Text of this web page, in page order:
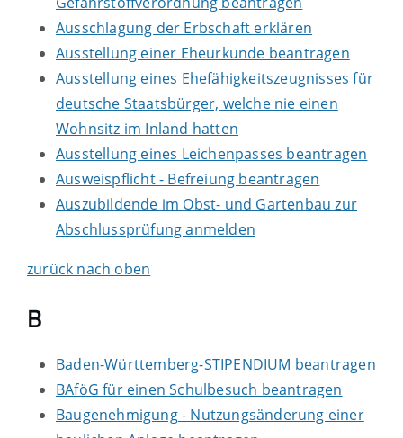
Ausschlagung der Erbschaft erklären
Ausstellung einer Eheurkunde beantragen
Ausstellung eines Ehefähigkeitszeugnisses für
deutsche Staatsbürger, welche nie einen
Wohnsitz im Inland hatten
Ausstellung eines Leichenpasses beantragen
Ausweispflicht - Befreiung beantragen
Auszubildende im Obst- und Gartenbau zur
Abschlussprüfung anmelden
zurück nach oben
B
Baden-Württemberg-STIPENDIUM beantragen
BAföG für einen Schulbesuch beantragen
Baugenehmigung - Nutzungsänderung einer